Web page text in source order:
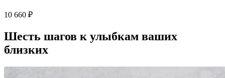
10 660 ₽
Шесть шагов к улыбкам ваших
близких